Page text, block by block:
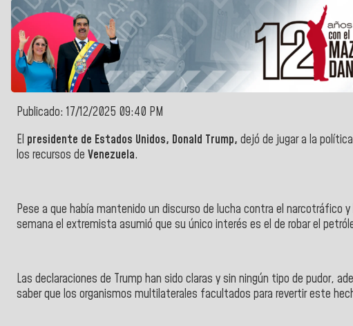
Publicado: 17/12/2025 09:40 PM
El presidente de Estados Unidos, Donald Trump, dejó de jugar a la
los recursos de Venezuela.
Pese a que había mantenido un discurso de lucha contra el
semana el extremista asumió que su único interés es el de robar el
Las declaraciones de Trump han sido claras y sin ningún tipo de pudor,
saber que los organismos multilaterales facultados para revertir este